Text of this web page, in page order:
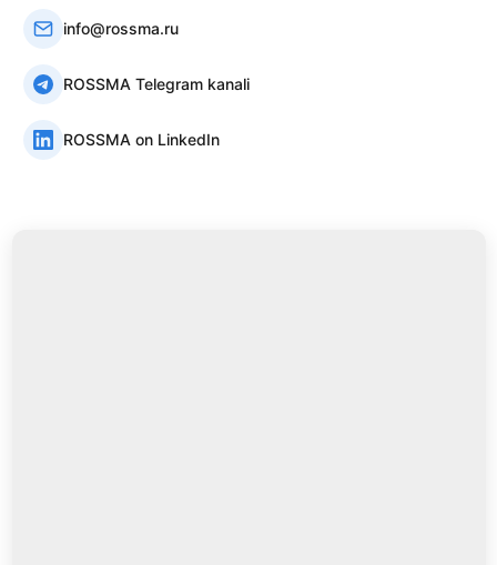
info@rossma.ru
ROSSMA Telegram kanali
ROSSMA on LinkedIn